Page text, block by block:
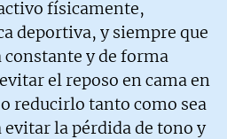
físicamente,
deportiva, y siempre que
constante y de forma
el reposo en cama en
reducirlo tanto como sea
evitar la pérdida de tono y